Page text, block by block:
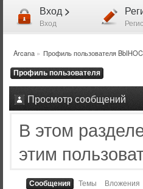
Вход >
Вход
Arcana» Профиль пользователя
Профиль пользователя
Просмотр сообщений
В этом
этим
Сообщения Темы Вложения